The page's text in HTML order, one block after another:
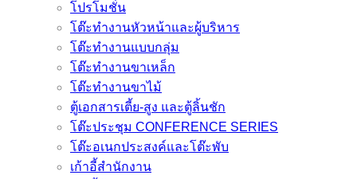
โปรโมชั่น
โต๊ะทำงานหัวหน้าและผู้บริหาร
โต๊ะทำงานแบบกลุ่ม
โต๊ะทำงานขาเหล็ก
โต๊ะทำงานขาไม้
ตู้เอกสารเตี้ย-สูง และตู้ลิ้นชัก
โต๊ะประชุม CONFERENCE SERIES
โต๊ะอเนกประสงค์และโต๊ะพับ
เก้าอี้สำนักงาน